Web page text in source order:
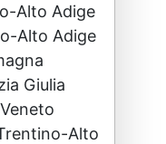
Alto Adige
Alto Adige
Giulia
Veneto
Alto